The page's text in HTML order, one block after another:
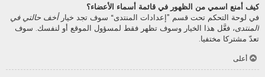
كيف أمنع اسمي من الظهور في قائمة أسماء الأعضاء؟
في لوحة التحكم تحت قسم ”إعدادات المنتدى“ سوف تجد خيارأخف حالتي في
المنتدى، فعَّل هذا الخيار وسوف تظهر فقط لمسؤول الموقع أو لنفسك. سوف
تعدّ مشتركا مختفيا.
أعلى